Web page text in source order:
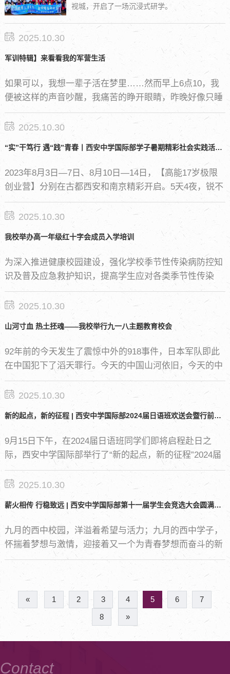
视城，开启了一场沉浸式研学。
2025.10.30
军训特辑】来看看我的军营生活
如果可以，我想一辈子活在梦里……然而早上6点10，我
便被这样的声音吵醒，我痛苦的睁开眼睛，昨晚好像只睡
了5分钟。
2025.10.30
“实”干笃行 遇“践”青春丨西安中学国际部学子暑期精彩社会实践活动分享
2023年8月3日—7日、8月10日—14日，【高能17岁极限
创业营】分别在古都西安和南京精彩开启。5天4夜，锐不
可当的00后挑战者们头脑风暴选定项目完成组队，在导师
的指导下热烈讨论打磨项目，通过培训调研完善创业计划
书，在最终路演中冷静应对犀利点评，完成了限定56小时
的极限挑战，贡献了极具年轻思维的新颖创业计划。
2025.10.30
我校举办高一年级红十字会成员入学培训
为深入推进健康校园建设，强化学校季节性传染病防控知
识及普及应急救护知识，提高学生应对各类季节性传染
病、意外伤害和突发疾病能力，保障师生身心健康和生命
安全。2025.10.30
山河寸血 热土抷魂——我校举行九一八主题教育校会
92年前的今天发生了震惊中外的918事件，日本军队即此
在中国犯下了滔天罪行。今天的中国山河依旧，今天的中
国国泰民安，今天的中国飞速发展，但国耻永不能忘。今
晨校会，为缅怀革命先烈，铭记抗战历史，加强爱国主义
教育，我校举行了“山河寸血，热土抷魂”主题校会，校会
由青航校办公室副主任杨林主持。
2025.10.30
新的起点，新的征程 | 西安中学国际部2024届日语班欢送会暨行前说明会
9月15日下午，在2024届日语班同学们即将启程赴日之
际，西安中学国际部举行了“新的起点，新的征程”2024届
日语班欢送会，同学们即将前往日本进入最后一年中日联
合培养期，临别之际学校为同学们送上了西安中学国际部
2025.10.30
薪火相传 行稳致远 | 西安中学国际部第十一届学生会竞选大会圆满举行
九月的西中校园，洋溢着希望与活力；九月的西中学子，
怀揣着梦想与激情，迎接着又一个为青春梦想而奋斗的新
学期。作为学校重要的学生组织——学生会，是绽放青春
带。在这里，同学们可以施展才智、大显身手；在这里，
同学们能够拓展社交面，磨砺意志，提高心理素质，提升
综合软实力，最终助力申请世界名校。
« 1 2 3 4 5 6
7
8
»
Contact